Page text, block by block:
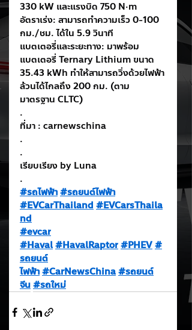
330 kW และแรงบิด 750 N·m
อัตราเร่ง: สามารถทำความเร็ว 0-100
กม./ชม. ได้ใน 5.9 วินาที
แบตเตอรี่และระยะทาง: มาพร้อม
แบตเตอรี่ Ternary Lithium ขนาด
35.43 kWh ทำให้สามารถวิ่งด้วยไฟฟ้า
ล้วนได้ไกลถึง 200 กม. (ตาม
มาตรฐาน CLTC)
.
ที่มา : carnewschina
.
.
เรียบเรียง by Luna
.
#รถไฟฟ้า#รถยนต์ไฟฟ้า
#EVCarThailand#EVCarsThaila
nd
#evcar
#Haval#HavalRaptor#PHEV#
รถยนต์
ไฟฟ้า#CarNewsChina#รถยนต์
จีน#รถใหม่